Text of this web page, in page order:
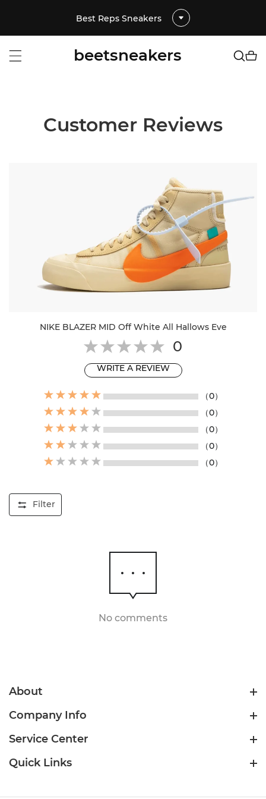
Best Reps Sneakers
beetsneakers
Customer Reviews
NIKE BLAZER MID Off White All Hallows Eve
0
WRITE A REVIEW
（0）
（0）
（0）
（0）
（0）
Filter
No comments
About
Company Info
Service Center
Quick Links